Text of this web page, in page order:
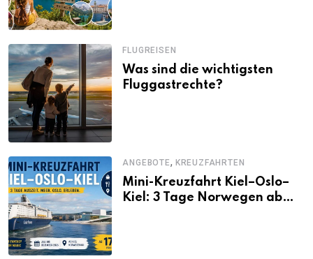
FLUGREISEN
Was sind die wichtigsten
Fluggastrechte?
ANGEBOTE, KREUZFAHRTEN
Mini-Kreuzfahrt Kiel–Oslo–
Kiel: 3 Tage Norwegen ab